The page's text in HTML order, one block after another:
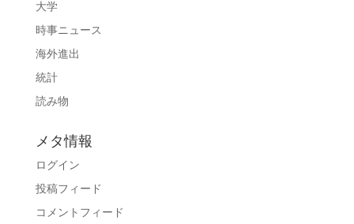
大学
時事ニュース
海外進出
統計
読み物
メタ情報
ログイン
投稿フィード
コメントフィード